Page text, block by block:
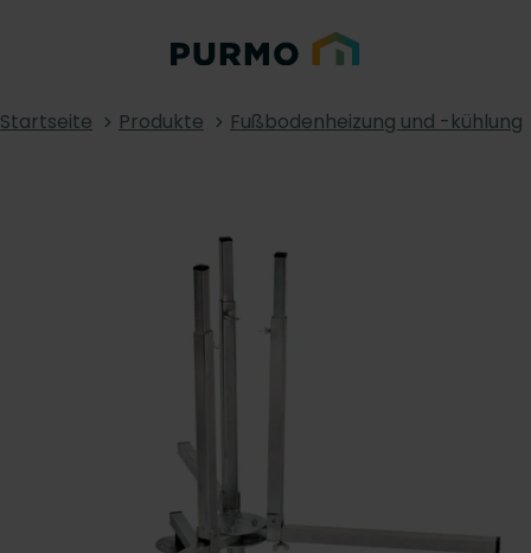
Startseite Produkte Fußbodenheizung und -kühlung